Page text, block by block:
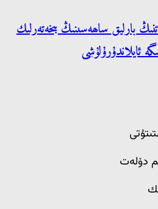
بارلىق ساھەسىنىڭ بىخەتەرلىك
ئايلاندۇرۇلۇشى
دۆلەت